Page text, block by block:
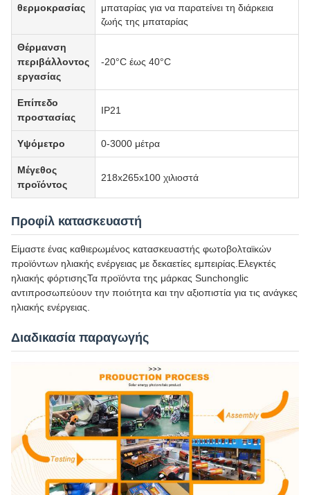
θερμοκρασίας
μπαταρίας για να παρατείνει τη διάρκεια
ζωής της μπαταρίας
Θέρμανση
περιβάλλοντος
εργασίας
-20°C έως 40°C
Επίπεδο
προστασίας
IP21
Υψόμετρο 0-3000 μέτρα
Μέγεθος
προϊόντος
218x265x100 χιλιοστά
Προφίλ κατασκευαστή
Είμαστε ένας καθιερωμένος κατασκευαστής φωτοβολταϊκών
προϊόντων ηλιακής ενέργειας με δεκαετίες εμπειρίας.Ελεγκτές
ηλιακής φόρτισηςΤα προϊόντα της μάρκας Sunchonglic
αντιπροσωπεύουν την ποιότητα και την αξιοπιστία για τις ανάγκες
ηλιακής ενέργειας.
Διαδικασία παραγωγής